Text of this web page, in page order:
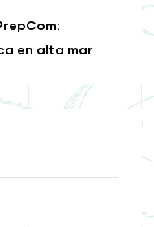
en alta mar